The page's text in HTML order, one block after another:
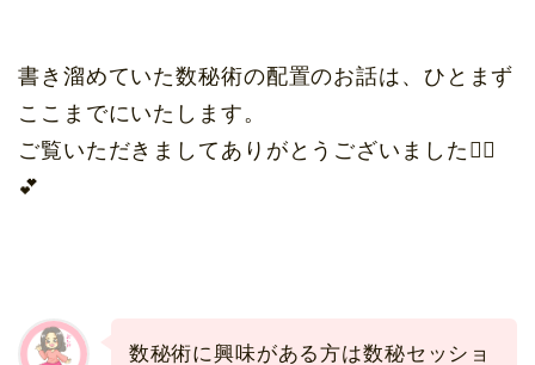
書き溜めていた数秘術の配置のお話は、ひとまず
ここまでにいたします。
ご覧いただきましてありがとうございました🙇‍♀️
💕
数秘術に興味がある方は数秘セッショ